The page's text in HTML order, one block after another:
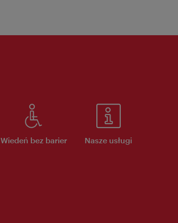
Wiedeń bez barier Nasze usługi